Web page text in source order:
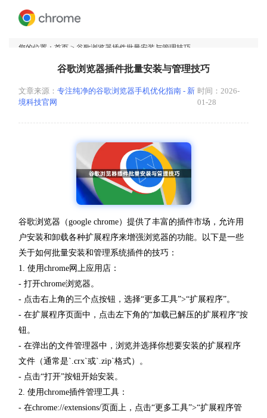
您的位置： 首页 > 谷歌浏览器插件批量安装与管理技巧
谷歌浏览器插件批量安装与管理技巧
文章来源： 专注纯净的谷歌浏览器手机优化指南 - 新
境科技官网
时间：2026-
01-28
谷歌浏览器（google chrome）提供了丰富的插件市场，允许用
户安装和卸载各种扩展程序来增强浏览器的功能。以下是一些
关于如何批量安装和管理系统插件的技巧：
1. 使用chrome网上应用店：
- 打开chrome浏览器。
- 点击右上角的三个点按钮，选择“更多工具”>“扩展程序”。
- 在扩展程序页面中，点击左下角的“加载已解压的扩展程序”按
钮。
- 在弹出的文件管理器中，浏览并选择你想要安装的扩展程序
文件（通常是`.crx`或`.zip`格式）。
- 点击“打开”按钮开始安装。
2. 使用chrome插件管理工具：
- 在chrome://extensions/页面上，点击“更多工具”>“扩展程序管